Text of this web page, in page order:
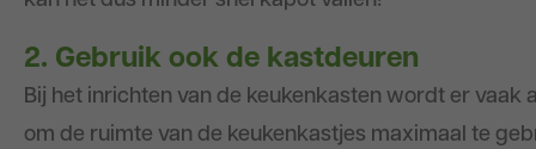
2. Gebruik ook de kastdeuren
Bij het inrichten van de keukenkasten wordt er vaak
om de ruimte van de keukenkastjes maximaal te